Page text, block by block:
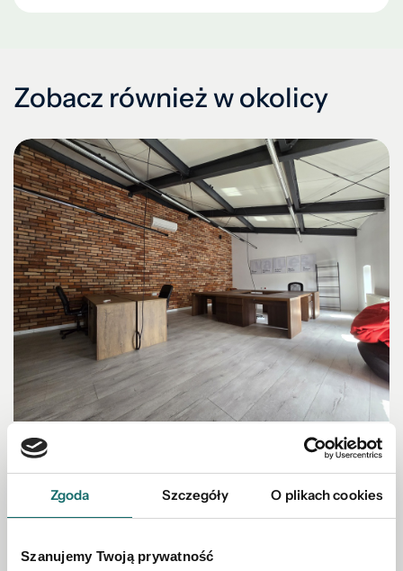
Zgoda Szczegóły O plikach cookies
Szanujemy Twoją prywatność
Zobacz również w okolicy
LOKAL NA WYNAJEM
Lokale użytkowe wysoki standard Legnica